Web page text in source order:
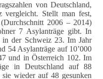
von Deutschland,
vergleicht. Stellt man fest,
2006 – 2014)
7 Asylanträge gibt. In
der Schweiz 23. Im Jahr
54 Asylanträge auf 10’000
und in Österreich 102. Im
in Deutschland auf 88
wieder auf 48 gesunken